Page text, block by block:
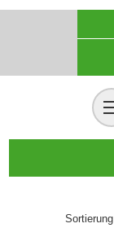
Sortierung